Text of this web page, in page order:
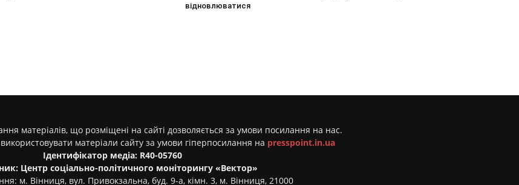
відновлюватися
матеріалів, що розміщені на сайті дозволяється за умови посилання на нас.
матеріали сайту за умови гіперпосилання на presspoint.in.ua
Ідентифікатор медіа: R40-05760
Центр соціально-політичного моніторингу «Вектор»
м. Вінниця, вул. Привокзальна, буд. 9-а, кімн. 3, м. Вінниця, 21000